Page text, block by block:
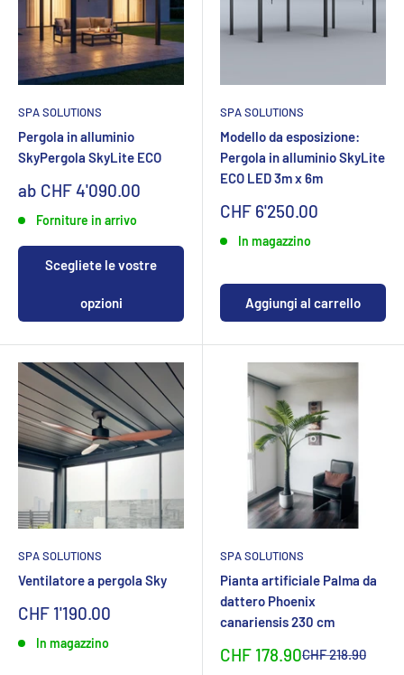
SPA SOLUTIONS
Pergola in alluminio
SkyPergola SkyLite ECO
Sonderpreis
ab CHF 4'090.00
Forniture in arrivo
Scegliete le vostre
opzioni
SPA SOLUTIONS
Modello da esposizione:
Pergola in alluminio SkyLite
ECO LED 3m x 6m
Sonderpreis
CHF 6'250.00
In magazzino
Aggiungi al carrello
SPA SOLUTIONS
Ventilatore a pergola Sky
Sonderpreis
CHF 1'190.00
In magazzino
SPA SOLUTIONS
Pianta artificiale Palma da
dattero Phoenix
canariensis 230 cm
Sonderpreis
CHF 178.90Normalpreis
CHF 218.90